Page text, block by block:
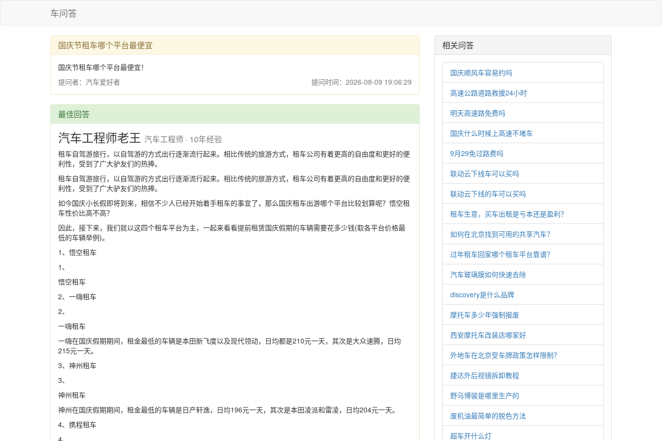
车问答
国庆节租车哪个平台最便宜
国庆节租车哪个平台最便宜！
提问者：汽车爱好者
提问时间：2026-08-09 19:06:29
最佳回答
汽车工程师老王 汽车工程师 · 10年经验
租车自驾游旅行，以自驾游的方式出行逐渐流行起来。相比传统的旅游方式，租车公司有着更高的自由度和更好的便
利性，受到了广大驴友们的热捧。
租车自驾游旅行，以自驾游的方式出行逐渐流行起来。相比传统的旅游方式，租车公司有着更高的自由度和更好的便
利性，受到了广大驴友们的热捧。
如今国庆小长假即将到来，相信不少人已经开始着手租车的事宜了，那么国庆租车出游哪个平台比较划算呢？悟空租
车性价比高不高？
因此，接下来，我们就以这四个租车平台为主，一起来看看提前租赁国庆假期的车辆需要花多少钱(取各平台价格最
低的车辆举例)。
1、悟空租车
1、
悟空租车
2、一嗨租车
2、
一嗨租车
一嗨在国庆假期期间，租金最低的车辆是本田新飞度以及现代领动，日均都是210元一天，其次是大众速腾，日均
215元一天。
3、神州租车
3、
神州租车
神州在国庆假期期间，租金最低的车辆是日产轩逸，日均196元一天，其次是本田凌派和雷凌，日均204元一天。
4、携程租车
4、
相关问答
国庆顺风车容易约吗
高速公路道路救援24小时
明天高速路免费吗
国庆什么时候上高速不堵车
9月29免过路费吗
联动云下线车可以买吗
联动云下线的车可以买吗
租车生意，买车出租是亏本还是盈利？
如何在北京找到可用的共享汽车？
过年租车回家哪个租车平台靠谱？
汽车玻璃膜如何快速去除
discovery是什么品牌
摩托车多少年强制报废
西安摩托车改装店哪家好
外地车在北京受车牌政策怎样限制？
捷达外后视镜拆卸教程
野马博骏是哪里生产的
废机油最简单的脱色方法
超车开什么灯